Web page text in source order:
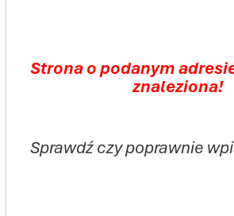
Strona o podanym
znaleziona!
Sprawdź czy poprawnie